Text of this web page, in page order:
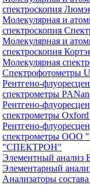
спектроскопия
Молекулярная и
спектроскопия
Молекулярная и
спектроскопия
Молекулярная
Спектрофотометры
Рентгено-
спектрометры
Рентгено-
спектрометры Oxford
Рентгено-
спектрометры ООО
"СПЕКТРОН"
Элементный анализ
Элементарный
Анализаторы